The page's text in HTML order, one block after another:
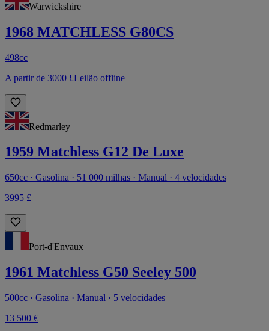
Warwickshire
1968 MATCHLESS G80CS
498cc
A partir de 3000 £Leilão offline
Redmarley
1959 Matchless G12 De Luxe
650cc · Gasolina · 51 000 milhas · Manual · 4 velocidades
3995 £
Port-d'Envaux
1961 Matchless G50 Seeley 500
500cc · Gasolina · Manual · 5 velocidades
13 500 €